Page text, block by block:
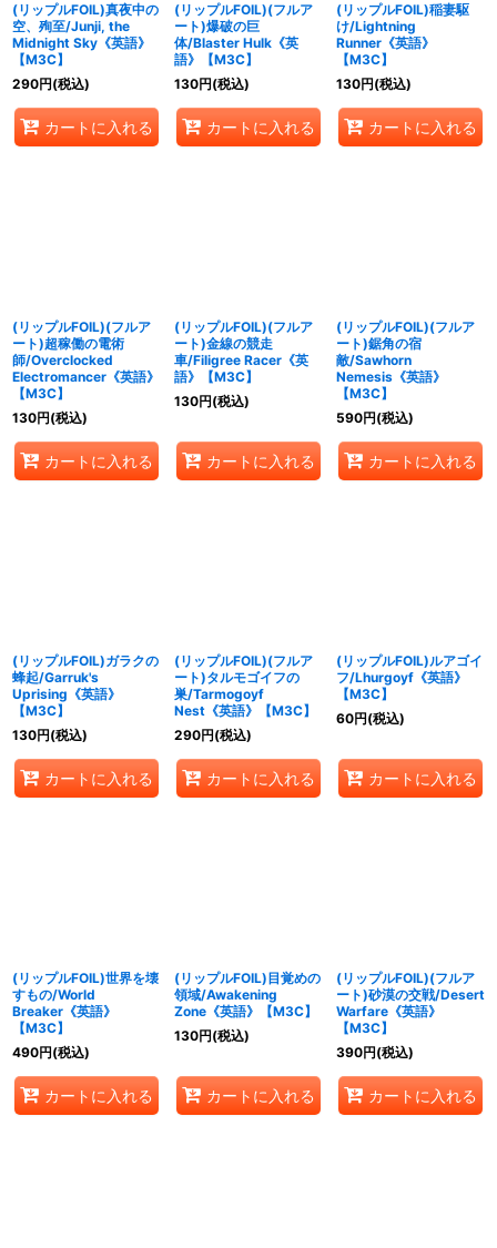
(リップルFOIL)真夜中の
空、殉至/Junji, the
Midnight Sky《英語》
【M3C】
290円(税込)
カートに入れる
(リップルFOIL)(フルア
ート)爆破の巨
体/Blaster Hulk《英
語》【M3C】
130円(税込)
カートに入れる
(リップルFOIL)稲妻駆
け/Lightning
Runner《英語》
【M3C】
130円(税込)
カートに入れる
(リップルFOIL)(フルア
ート)超稼働の電術
師/Overclocked
Electromancer《英語》
【M3C】
130円(税込)
カートに入れる
(リップルFOIL)(フルア
ート)金線の競走
車/Filigree Racer《英
語》【M3C】
130円(税込)
カートに入れる
(リップルFOIL)(フルア
ート)鋸角の宿
敵/Sawhorn
Nemesis《英語》
【M3C】
590円(税込)
カートに入れる
(リップルFOIL)ガラクの
蜂起/Garruk's
Uprising《英語》
【M3C】
130円(税込)
カートに入れる
(リップルFOIL)(フルア
ート)タルモゴイフの
巣/Tarmogoyf
Nest《英語》【M3C】
290円(税込)
カートに入れる
(リップルFOIL)ルアゴイ
フ/Lhurgoyf《英語》
【M3C】
60円(税込)
カートに入れる
(リップルFOIL)世界を壊
すもの/World
Breaker《英語》
【M3C】
490円(税込)
カートに入れる
(リップルFOIL)目覚めの
領域/Awakening
Zone《英語》【M3C】
130円(税込)
カートに入れる
(リップルFOIL)(フルア
ート)砂漠の交戦/Desert
Warfare《英語》
【M3C】
390円(税込)
カートに入れる